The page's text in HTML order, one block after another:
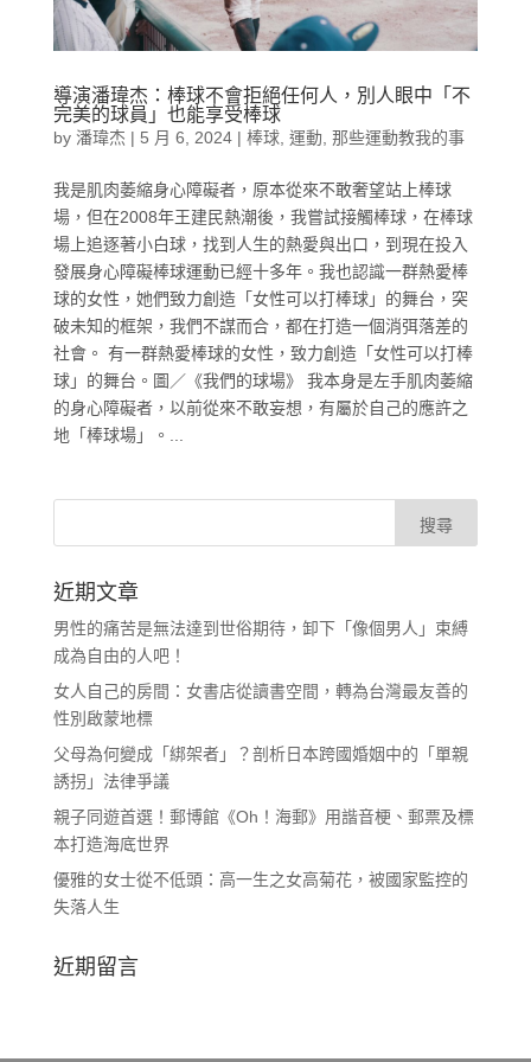
導演潘瑋杰：棒球不會拒絕任何人，別人眼中「不
完美的球員」也能享受棒球
by 潘瑋杰 | 5 月 6, 2024| 棒球, 運動 那些運動教我的事
我是肌肉萎縮身心障礙者，原本從來不敢奢望站上棒球
場，但在2008年王建民熱潮後，我嘗試接觸棒球，在棒球
場上追逐著小白球，找到人生的熱愛與出口，到現在投入
發展身心障礙棒球運動已經十多年。我也認識一群熱愛棒
球的女性，她們致力創造「女性可以打棒球」的舞台，突
破未知的框架，我們不謀而合，都在打造一個消弭落差的
社會。 有一群熱愛棒球的女性，致力創造「女性可以打棒
球」的舞台。圖／《我們的球場》 我本身是左手肌肉萎縮
的身心障礙者，以前從來不敢妄想，有屬於自己的應許之
地「棒球場」。...
近期文章
男性的痛苦是無法達到世俗期待，卸下「像個男人」束縛
成為自由的人吧！
女人自己的房間：女書店從讀書空間，轉為台灣最友善的
性別啟蒙地標
父母為何變成「綁架者」？剖析日本跨國婚姻中的「單親
誘拐」法律爭議
親子同遊首選！郵博館《Oh！海郵》用諧音梗、郵票及標
本打造海底世界
優雅的女士從不低頭：高一生之女高菊花，被國家監控的
失落人生
近期留言